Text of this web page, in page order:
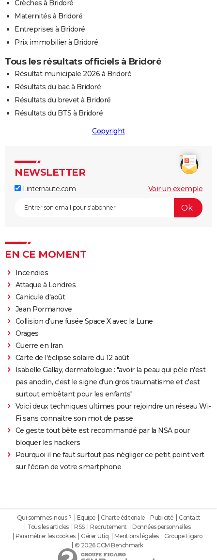
Crèches à Bridoré
Maternités à Bridoré
Entreprises à Bridoré
Prix immobilier à Bridoré
Tous les résultats officiels à Bridoré
Résultat municipale 2026 à Bridoré
Résultats du bac à Bridoré
Résultats du brevet à Bridoré
Résultats du BTS à Bridoré
Copyright
NEWSLETTER
Linternaute.com Voir un exemple
EN CE MOMENT
Incendies
Attaque à Londres
Canicule d'août
Jean Pormanove
Collision d'une fusée Space X avec la Lune
Orages
Guerre en Iran
Carte de l'éclipse solaire du 12 août
Isabelle Gallay, dermatologue : "avoir la peau qui pèle n'est
pas anodin, c'est le signe d'un gros traumatisme et c'est
surtout embêtant pour les enfants"
Voici deux techniques ultimes pour rejoindre un réseau Wi-
Fi sans connaitre son mot de passe
Ce geste tout bête est recommandé par la NSA pour
bloquer les hackers
Pourquoi il ne faut surtout pas négliger ce petit point vert
sur l'écran de votre smartphone
Qui sommes-nous ? Equipe Charte éditoriale Publicité
Contact
Tous les articles
RSS Recrutement
Données personnelles
Paramétrer les cookies
Gérer Utiq Mentions légales
Groupe Figaro
© 2026 CCM Benchmark